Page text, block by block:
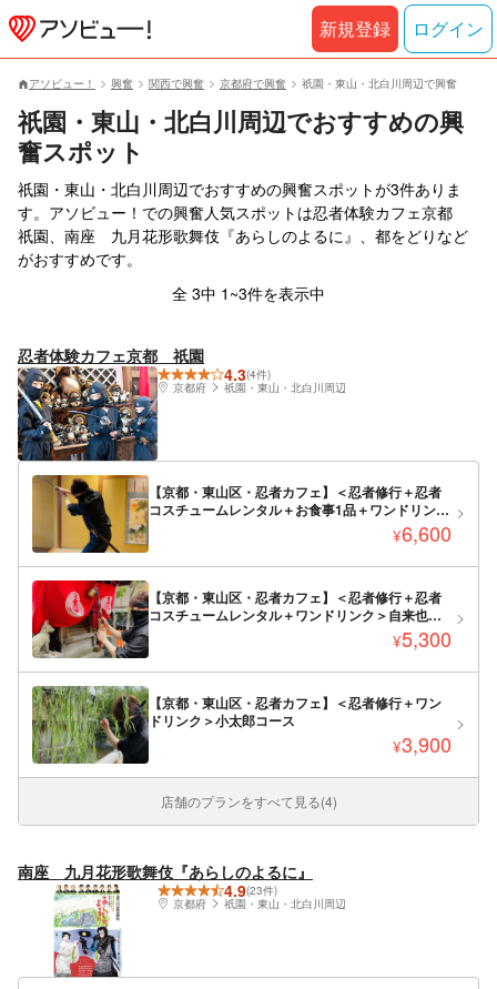
アソビュー！ 興奮 関西で興奮 京都府で興奮 祇園・東山・北白川周辺で興奮
祇園・東山・北白川周辺でおすすめの興
奮スポット
祇園・東山・北白川周辺でおすすめの興奮スポットが3件ありま
す。アソビュー！での興奮人気スポットは忍者体験カフェ京都
祇園、南座 九月花形歌舞伎『あらしのよるに』、都をどりなど
がおすすめです。
全 3中 1~3件を表示中
忍者体験カフェ京都 祇園
4.3(4件)
京都府
祇園・東山・北白川周辺
【京都・東山区・忍者カフェ】＜忍者修行＋忍者
コスチュームレンタル＋お食事1品＋ワンドリンク
¥6,600
【京都・東山区・忍者カフェ】＜忍者修行＋忍者
コスチュームレンタル＋ワンドリンク＞自来也コ
¥5,300
【京都・東山区・忍者カフェ】＜忍者修行＋ワン
ドリンク＞小太郎コース
¥3,900
店舗のプランをすべて見る(4)
南座 九月花形歌舞伎『あらしのよるに』
4.9(23件)
京都府
祇園・東山・北白川周辺
新規登録 ログイン